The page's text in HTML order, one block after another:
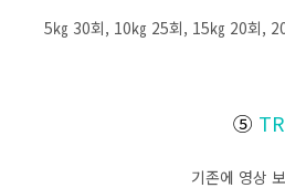
5㎏ 30회, 10㎏ 25회, 15㎏ 20회,
⑤
기존에 영상